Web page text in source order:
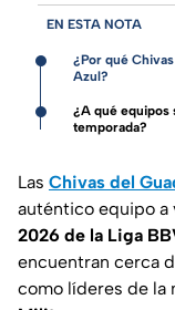
EN ESTA NOTA
¿Por qué
Azul?
¿A qué equipos
temporada?
Las Chivas del
auténtico equipo a
2026 de la Liga
encuentran cerca
como líderes de la